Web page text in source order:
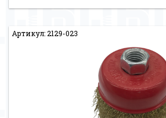
Артикул: 2129-023